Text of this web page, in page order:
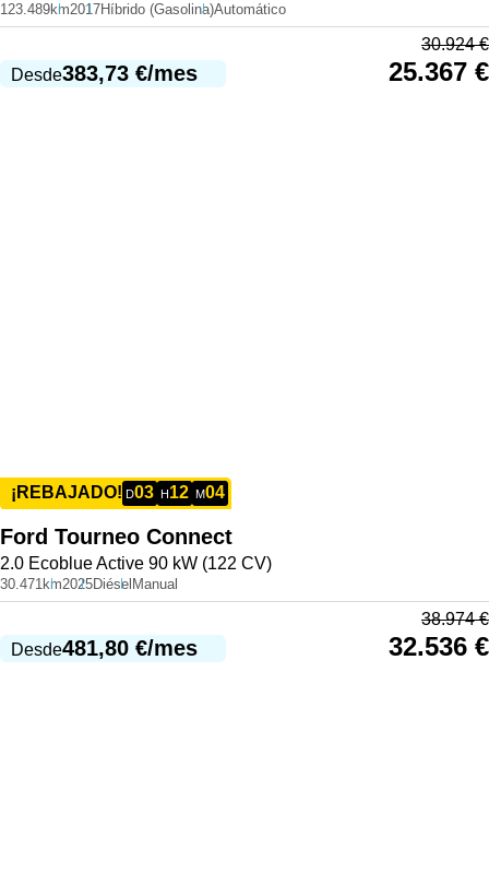
123.489km2017Híbrido (Gasolina)Automático
Desde383,73 €/mes
30.924€
25.367 €
¡REBAJADO! D03 H12 M04
Ford Tourneo Connect
2.0 Ecoblue Active 90 kW (122 CV)
30.471km2025Diésel Manual
Desde481,80 €/mes
38.974€
32.536 €